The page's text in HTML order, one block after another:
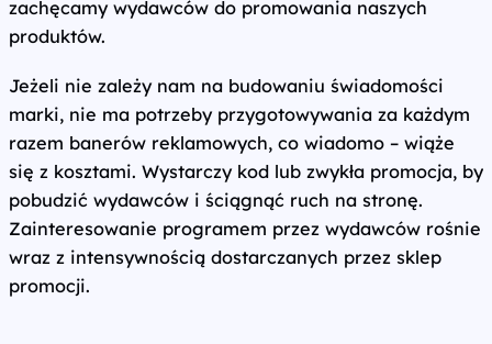
zachęcamy wydawców do promowania naszych
produktów.
Jeżeli nie zależy nam na budowaniu świadomości
marki, nie ma potrzeby przygotowywania za każdym
razem banerów reklamowych, co wiadomo – wiąże
się z kosztami. Wystarczy kod lub zwykła promocja, by
pobudzić wydawców i ściągnąć ruch na stronę.
Zainteresowanie programem przez wydawców rośnie
wraz z intensywnością dostarczanych przez sklep
promocji.